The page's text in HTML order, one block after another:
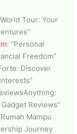
World Tour: Your
: “Personal
Freedom”
Discover
Reviews”
Mampu
Journey